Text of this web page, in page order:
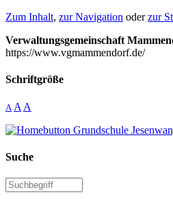
Zum Inhalt, zur Navigation oderzur
Verwaltungsgemeinschaft
https://www.vgmammendorf.de/
Schriftgröße
A A A
Suche